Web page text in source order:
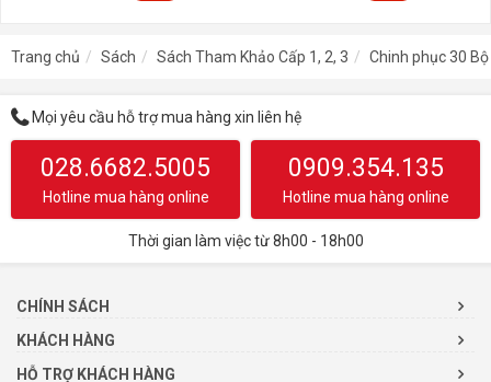
Trang chủ Sách Sách Tham Khảo Cấp 1, 2, 3 Chinh phục 30
Mọi yêu cầu hỗ trợ mua hàng xin liên hệ
028.6682.5005
Hotline mua hàng online
0909.354.135
Hotline mua hàng online
Thời gian làm việc từ 8h00 - 18h00
CHÍNH SÁCH
KHÁCH HÀNG
HỖ TRỢ KHÁCH HÀNG